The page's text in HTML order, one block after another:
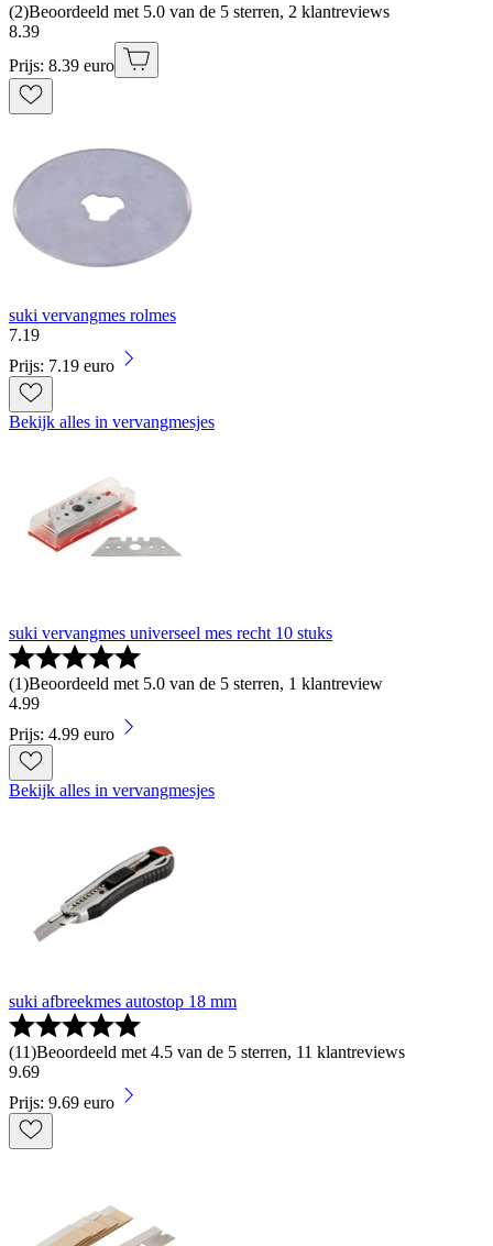
(2)Beoordeeld met 5.0 van de 5 sterren, 2 klantreviews
8.39
Prijs: 8.39 euro
suki vervangmes rolmes
7.19
Prijs: 7.19 euro
Bekijk alles in vervangmesjes
suki vervangmes universeel mes recht 10 stuks
(1)Beoordeeld met 5.0 van de 5 sterren, 1 klantreview
4.99
Prijs: 4.99 euro
Bekijk alles in vervangmesjes
suki afbreekmes autostop 18 mm
(11)Beoordeeld met 4.5 van de 5 sterren, 11 klantreviews
9.69
Prijs: 9.69 euro